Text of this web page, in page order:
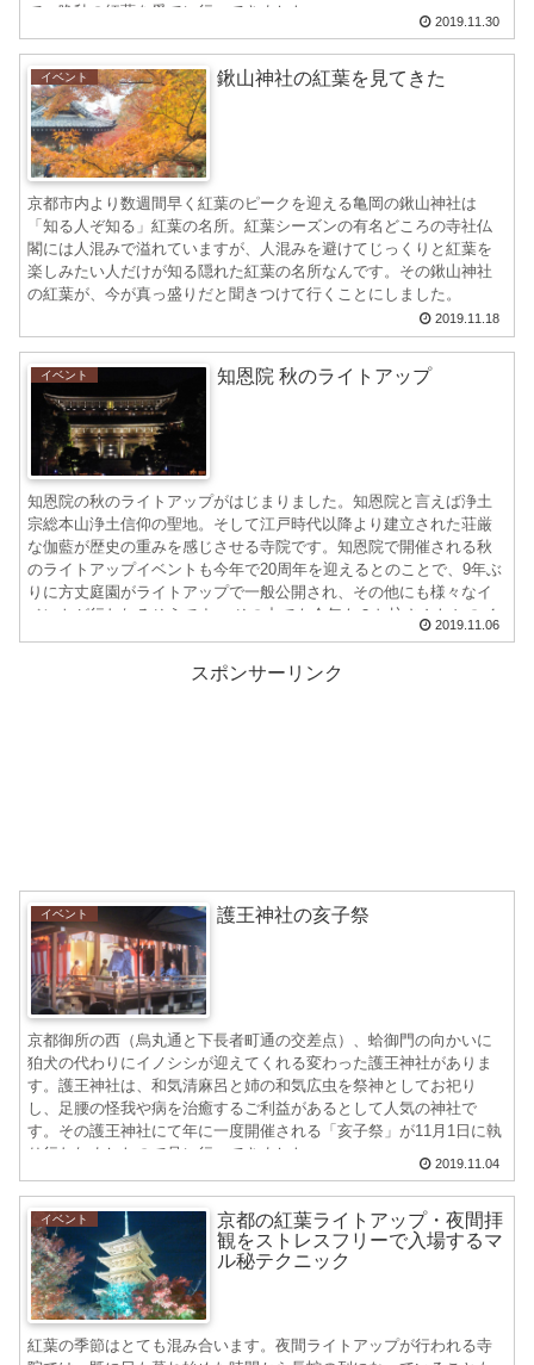
で、晩秋の紅葉を愛でに行ってきました。
2019.11.30
イベント 鍬山神社の紅葉を見てきた
京都市内より数週間早く紅葉のピークを迎える亀岡の鍬山神社は
「知る人ぞ知る」紅葉の名所。紅葉シーズンの有名どころの寺社仏
閣には人混みで溢れていますが、人混みを避けてじっくりと紅葉を
楽しみたい人だけが知る隠れた紅葉の名所なんです。その鍬山神社
の紅葉が、今が真っ盛りだと聞きつけて行くことにしました。
2019.11.18
イベント 知恩院 秋のライトアップ
知恩院の秋のライトアップがはじまりました。知恩院と言えば浄土
宗総本山浄土信仰の聖地。そして江戸時代以降より建立された荘厳
な伽藍が歴史の重みを感じさせる寺院です。知恩院で開催される秋
のライトアップイベントも今年で20周年を迎えるとのことで、9年ぶ
りに方丈庭園がライトアップで一般公開され、その他にも様々なイ
ベントが行われるそうです。 その中でも今年も？お坊さんたちのイ
2019.11.06
スポンサーリンク
イベント 護王神社の亥子祭
京都御所の西（烏丸通と下長者町通の交差点）、蛤御門の向かいに
狛犬の代わりにイノシシが迎えてくれる変わった護王神社がありま
す。護王神社は、和気清麻呂と姉の和気広虫を祭神としてお祀り
し、足腰の怪我や病を治癒するご利益があるとして人気の神社で
す。その護王神社にて年に一度開催される「亥子祭」が11月1日に執
り行われましたので見に行ってきました。
2019.11.04
イベント
京都の紅葉ライトアップ・夜間拝
観をストレスフリーで入場するマ
ル秘テクニック
紅葉の季節はとても混み合います。夜間ライトアップが行われる寺